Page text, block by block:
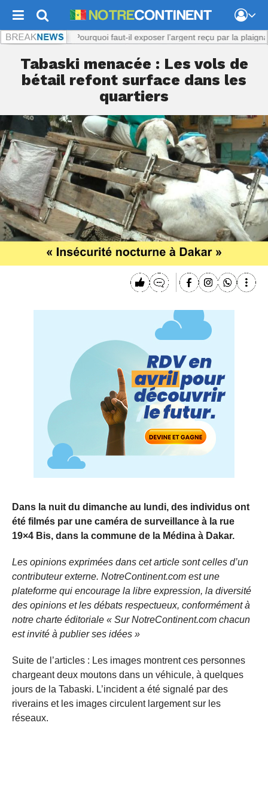
présumé : Pourquoi faut-il exposer l’argent reçu par la plaignante ?
Tabaski menacée : Les vols de
bétail refont surface dans les
quartiers
Dans la nuit du dimanche au lundi, des individus ont
été filmés par une caméra de surveillance à la rue
19×4 Bis, dans la commune de la Médina à Dakar.
Les opinions exprimées dans cet article sont celles d’un
contributeur externe. NotreContinent.com est une
plateforme qui encourage la libre expression, la diversité
des opinions et les débats respectueux, conformément à
notre charte éditoriale « Sur NotreContinent.com chacun
est invité à publier ses idées »
Suite de l’articles : Les images montrent ces personnes
chargeant deux moutons dans un véhicule, à quelques
jours de la Tabaski. L’incident a été signalé par des
riverains et les images circulent largement sur les
réseaux.